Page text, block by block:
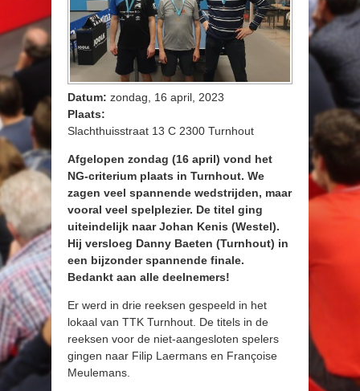
Datum: zondag, 16 april, 2023
Plaats:
Slachthuisstraat 13 C 2300 Turnhout
Afgelopen zondag (16 april) vond het
NG-criterium plaats in Turnhout. We
zagen veel spannende wedstrijden, maar
vooral veel spelplezier. De titel ging
uiteindelijk naar Johan Kenis (Westel).
Hij versloeg Danny Baeten (Turnhout) in
een bijzonder spannende finale.
Bedankt aan alle deelnemers!
Er werd in drie reeksen gespeeld in het
lokaal van TTK Turnhout. De titels in de
reeksen voor de niet-aangesloten spelers
gingen naar Filip Laermans en Françoise
Meulemans.